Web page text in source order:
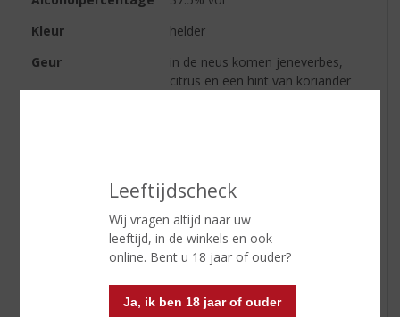
Leeftijdscheck
Wij vragen altijd naar uw
leeftijd, in de winkels en ook
online. Bent u 18 jaar of ouder?
Ja, ik ben 18 jaar of ouder
Kleur
helder
Geur
in de neus komen jeneverbes,
citrus en een hint van koriander
de frisse citrus blijft lang hangen
Reviews
Schrijf een review